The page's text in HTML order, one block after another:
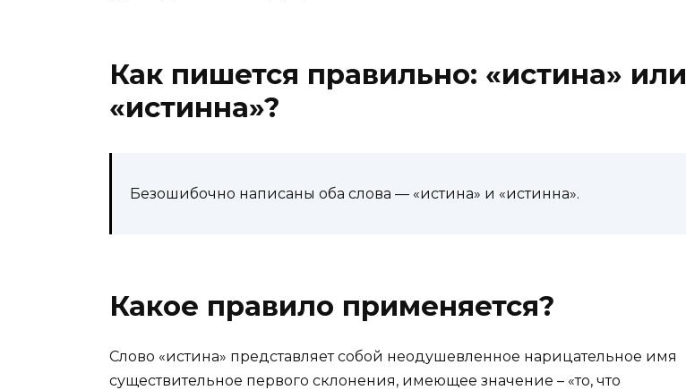
Как пишется правильно: «истина» или
«истинна»?
Безошибочно написаны оба слова — «истина» и «истинна».
Какое правило применяется?
Слово «истина» представляет собой неодушевленное нарицательное имя
существительное первого склонения, имеющее значение – «то, что